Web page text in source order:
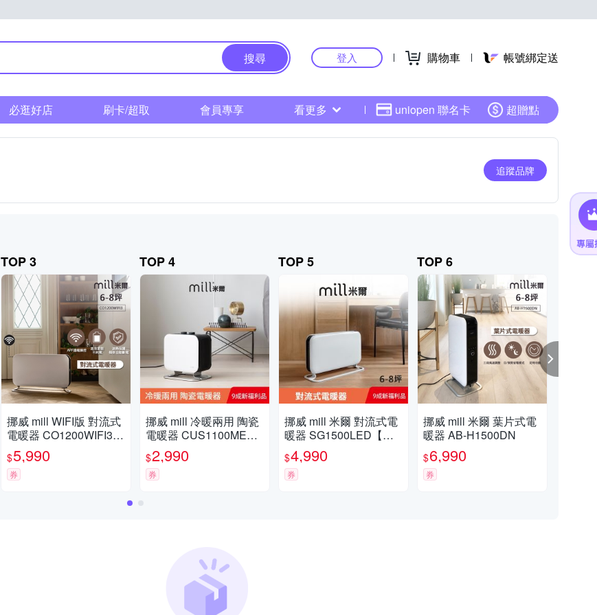
搜尋 登入 購物車 帳號綁定送
必逛好店 刷卡/超取 會員專享 看更多 uniopen 聯名卡 超贈點
追蹤品牌
TOP 3
挪威 mill WIFI版 對流式
電暖器 CO1200WIFI3
【適用空間6-8坪】
$5,990
券
TOP 4
挪威 mill 冷暖兩用 陶瓷
電暖器 CUS1100MEC
WA【隨身型】(限量福
利品)
$2,990
券
TOP 5
挪威 mill 米爾 對流式電
暖器 SG1500LED【適
用空間6-8坪】(限量福利
品)
$4,990
券
TOP 6
挪威 mill 米爾 葉片式電
暖器 AB-H1500DN
$6,990
券